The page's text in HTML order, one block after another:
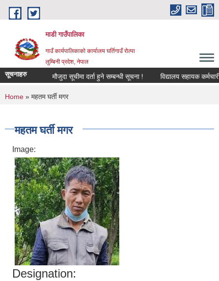
Skip to main content
माडी गाउँपालिका
गाउँ कार्यपालिकाको कार्यालय घर्तिगाउँ रोल्पा
लुम्बिनी प्रदेश, नेपाल
सूचनाहरु मौजुदा सूचीमा दर्ता हुने सम्बन्धी सूचना ! विद्यालय सहायक कर्मचारी
You are here
Home » महतम घर्ती मगर
महतम घर्ती मगर
Image:
Designation: